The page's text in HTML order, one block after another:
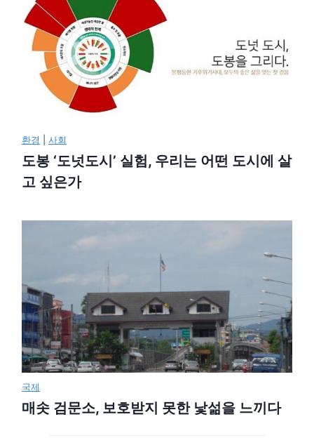
환경 |사회
도봉 ‘도넛도시’ 실험, 우리는 어떤 도시에 살
고 싶은가
국제
매솟 검문소, 보호받지 못한 낯섦을 느끼다